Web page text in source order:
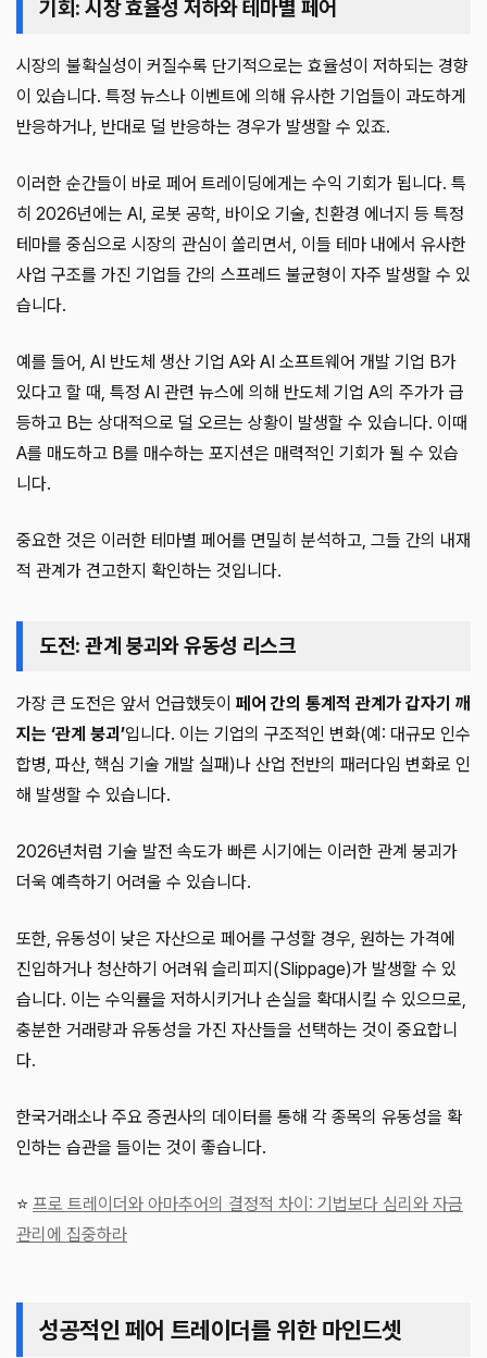
기회: 시장 효율성 저하와 테마별 페어
시장의 불확실성이 커질수록 단기적으로는 효율성이 저하되는 경향
이 있습니다. 특정 뉴스나 이벤트에 의해 유사한 기업들이 과도하게
반응하거나, 반대로 덜 반응하는 경우가 발생할 수 있죠.
이러한 순간들이 바로 페어 트레이딩에게는 수익 기회가 됩니다. 특
히 2026년에는 AI, 로봇 공학, 바이오 기술, 친환경 에너지 등 특정
테마를 중심으로 시장의 관심이 쏠리면서, 이들 테마 내에서 유사한
사업 구조를 가진 기업들 간의 스프레드 불균형이 자주 발생할 수 있
습니다.
예를 들어, AI 반도체 생산 기업 A와 AI 소프트웨어 개발 기업 B가
있다고 할 때, 특정 AI 관련 뉴스에 의해 반도체 기업 A의 주가가 급
등하고 B는 상대적으로 덜 오르는 상황이 발생할 수 있습니다. 이때
A를 매도하고 B를 매수하는 포지션은 매력적인 기회가 될 수 있습
니다.
중요한 것은 이러한 테마별 페어를 면밀히 분석하고, 그들 간의 내재
적 관계가 견고한지 확인하는 것입니다.
도전: 관계 붕괴와 유동성 리스크
가장 큰 도전은 앞서 언급했듯이 페어 간의 통계적 관계가 갑자기 깨
지는 ‘관계 붕괴’입니다. 이는 기업의 구조적인 변화(예: 대규모 인수
합병, 파산, 핵심 기술 개발 실패)나 산업 전반의 패러다임 변화로 인
해 발생할 수 있습니다.
2026년처럼 기술 발전 속도가 빠른 시기에는 이러한 관계 붕괴가
더욱 예측하기 어려울 수 있습니다.
또한, 유동성이 낮은 자산으로 페어를 구성할 경우, 원하는 가격에
진입하거나 청산하기 어려워 슬리피지(Slippage)가 발생할 수 있
습니다. 이는 수익률을 저하시키거나 손실을 확대시킬 수 있으므로,
충분한 거래량과 유동성을 가진 자산들을 선택하는 것이 중요합니
다.
한국거래소나 주요 증권사의 데이터를 통해 각 종목의 유동성을 확
인하는 습관을 들이는 것이 좋습니다.
⭐ 프로 트레이더와 아마추어의 결정적 차이: 기법보다 심리와 자금
관리에 집중하라
성공적인 페어 트레이더를 위한 마인드셋